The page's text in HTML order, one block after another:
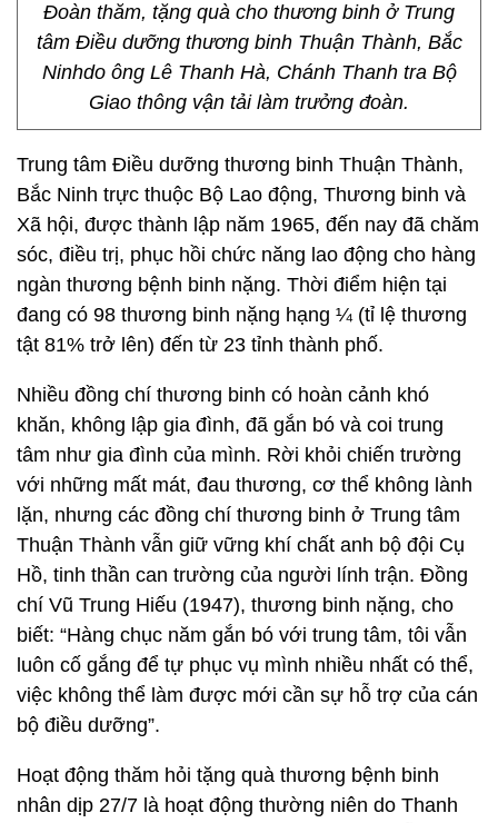
Đoàn thăm, tặng quà cho thương binh ở Trung
tâm Điều dưỡng thương binh Thuận Thành, Bắc
Ninhdo ông Lê Thanh Hà, Chánh Thanh tra Bộ
Giao thông vận tải làm trưởng đoàn.
Trung tâm Điều dưỡng thương binh Thuận Thành,
Bắc Ninh trực thuộc Bộ Lao động, Thương binh và
Xã hội, được thành lập năm 1965, đến nay đã chăm
sóc, điều trị, phục hồi chức năng lao động cho hàng
ngàn thương bệnh binh nặng. Thời điểm hiện tại
đang có 98 thương binh nặng hạng ¼ (tỉ lệ thương
tật 81% trở lên) đến từ 23 tỉnh thành phố.
Nhiều đồng chí thương binh có hoàn cảnh khó
khăn, không lập gia đình, đã gắn bó và coi trung
tâm như gia đình của mình. Rời khỏi chiến trường
với những mất mát, đau thương, cơ thể không lành
lặn, nhưng các đồng chí thương binh ở Trung tâm
Thuận Thành vẫn giữ vững khí chất anh bộ đội Cụ
Hồ, tinh thần can trường của người lính trận. Đồng
chí Vũ Trung Hiếu (1947), thương binh nặng, cho
biết: “Hàng chục năm gắn bó với trung tâm, tôi vẫn
luôn cố gắng để tự phục vụ mình nhiều nhất có thể,
việc không thể làm được mới cần sự hỗ trợ của cán
bộ điều dưỡng”.
Hoạt động thăm hỏi tặng quà thương bệnh binh
nhân dịp 27/7 là hoạt động thường niên do Thanh